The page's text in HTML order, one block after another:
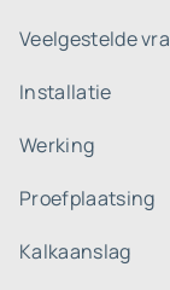
Veelgestelde
Installatie
Werking
Proefplaatsing
Kalkaanslag